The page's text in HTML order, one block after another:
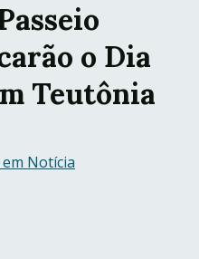
o Dia
Teutônia
em Notícia